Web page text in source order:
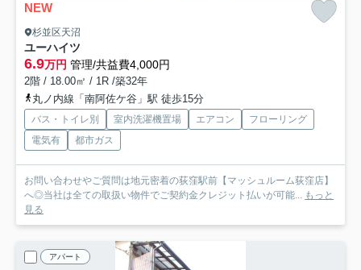
NEW
杉並区天沼
ユーハイツ
6.9万円 管理/共益費4,000円
2階 / 18.00㎡ / 1R /築32年
丸ノ内線「南阿佐ケ谷」駅 徒歩15分
バス・トイレ別 室内洗濯機置場 エアコン
フローリング
電気有
都市ガス
お問い合わせやご質問は地元密着の荻窪駅前【マッシュルーム荻窪店】
へ◎当社は全ての取扱い物件でご契約金クレジット払いが可能... もっと
見る
アパート